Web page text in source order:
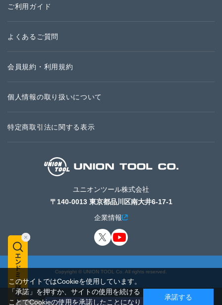
ご利用ガイド
よくあるご質問
会員規約・利用規約
個人情報の取り扱いについて
特定商取引法に関する表示
ユニオンツール株式会社
〒140-0013 東京都品川区南大井6-17-1
企業情報
Copyright © UNION TOOL Co. All rights reserved.
このサイトではCookieを使用しています。
「承諾」を押すか、サイトの使用を続ける
ことでCookieの使用を承諾したことになり
承諾する